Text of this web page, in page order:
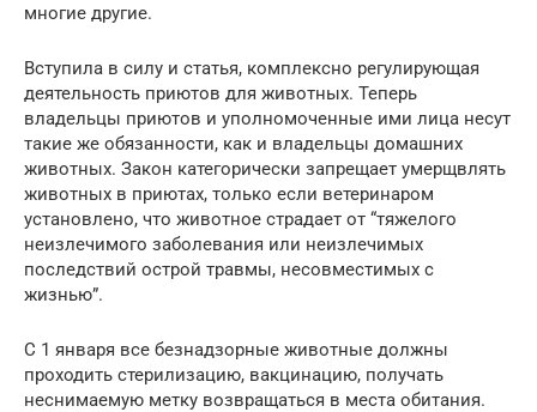
многие другие.
Вступила в силу и статья, комплексно регулирующая
деятельность приютов для животных. Теперь
владельцы приютов и уполномоченные ими лица несут
такие же обязанности, как и владельцы домашних
животных. Закон категорически запрещает умерщвлять
животных в приютах, только если ветеринаром
установлено, что животное страдает от “тяжелого
неизлечимого заболевания или неизлечимых
последствий острой травмы, несовместимых с
жизнью”.
С 1 января все безнадзорные животные должны
проходить стерилизацию, вакцинацию, получать
неснимаемую метку возвращаться в места обитания.